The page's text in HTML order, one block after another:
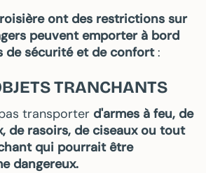
ont des restrictions sur
peuvent emporter à bord
de sécurité et de confort:
TRANCHANTS
transporter d'armes à feu, de
de rasoirs, de ciseaux ou tout
qui pourrait être
dangereux.